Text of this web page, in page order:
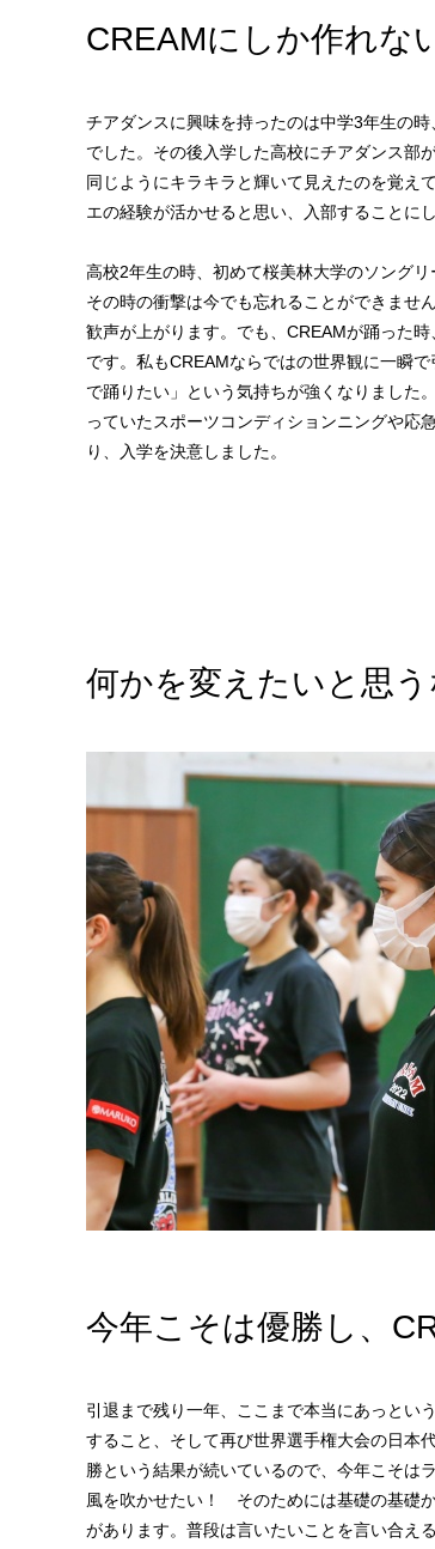
CREAMにしか作れな
チアダンスに興味を持ったのは中学3年生の
でした。その後入学した高校にチアダンス部
同じようにキラキラと輝いて見えたのを覚え
エの経験が活かせると思い、入部することにし
高校2年生の時、初めて桜美林大学のソング
その時の衝撃は今でも忘れることができませ
歓声が上がります。でも、CREAMが踊った
です。私もCREAMならではの世界観に一瞬
で踊りたい」という気持ちが強くなりました
っていたスポーツコンディションニングや応
り、入学を決意しました。
何かを変えたいと思
今年こそは優勝し、
引退まで残り一年、ここまで本当にあっとい
すること、そして再び世界選手権大会の日本
勝という結果が続いているので、今年こそは
風を吹かせたい！ そのためには基礎の基礎
があります。普段は言いたいことを言い合え